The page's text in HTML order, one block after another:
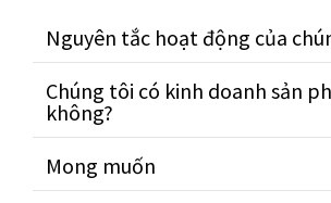
Nguyên tắc hoạt động của
Chúng tôi có kinh doanh sản
không?
Mong muốn